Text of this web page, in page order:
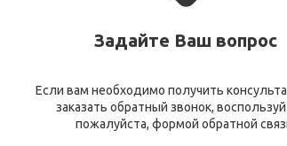
Задайте Ваш вопрос
Если вам необходимо получить
заказать обратный звонок,
пожалуйста, формой обратной